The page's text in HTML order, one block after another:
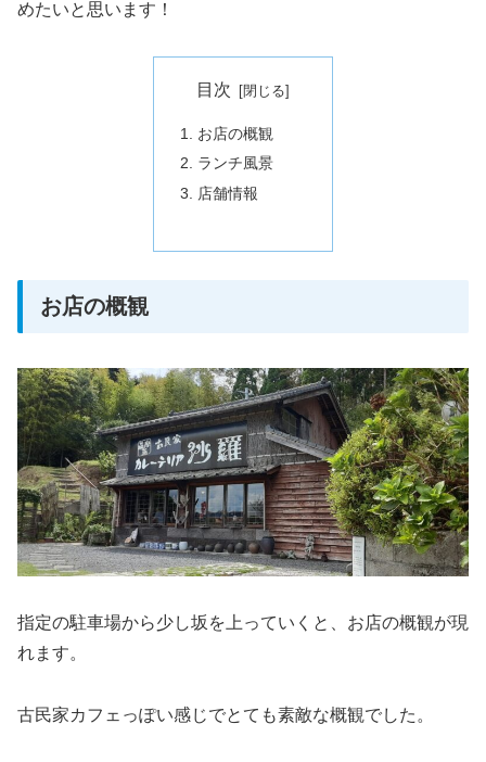
めたいと思います！
目次
お店の概観
ランチ風景
店舗情報
お店の概観
指定の駐車場から少し坂を上っていくと、お店の概観が現
れます。
古民家カフェっぽい感じでとても素敵な概観でした。